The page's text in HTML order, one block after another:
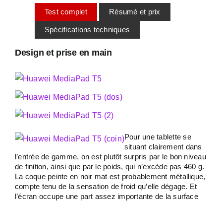
Test complet Résumé et prix
Spécifications techniques
Design et prise en main
Pour une tablette se
situant clairement dans
l’entrée de gamme, on est plutôt surpris par le bon niveau
de finition, ainsi que par le poids, qui n’excède pas 460 g.
La coque peinte en noir mat est probablement métallique,
compte tenu de la sensation de froid qu’elle dégage. Et
l’écran occupe une part assez importante de la surface